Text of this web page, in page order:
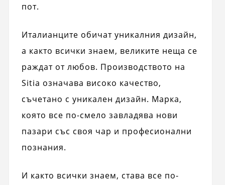
пот.
Италианците обичат уникалния дизайн,
а както всички знаем, великите неща се
раждат от любов. Производството на
Sitia означава високо качество,
съчетано с уникален дизайн. Марка,
която все по-смело завладява нови
пазари със своя чар и професионални
познания.
И както всички знаем, става все по-